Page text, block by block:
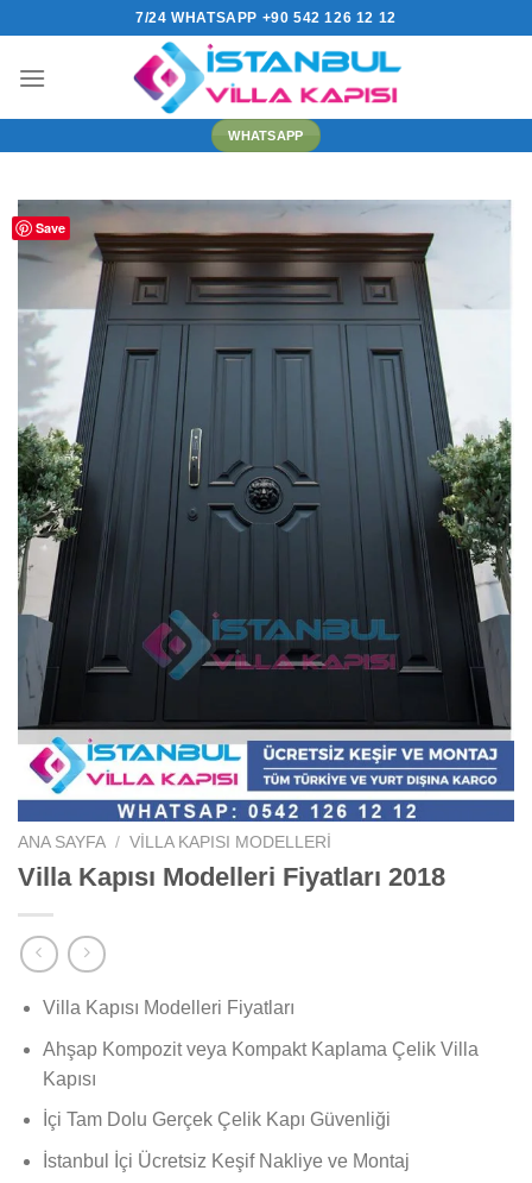
7/24 WHATSAPP +90 542 126 12 12
WHATSAPP
Save
ANA SAYFA / VILLA KAPISI MODELLERI
Villa Kapısı Modelleri Fiyatları 2018
Villa Kapısı Modelleri Fiyatları
Ahşap Kompozit veya Kompakt Kaplama Çelik Villa
Kapısı
İçi Tam Dolu Gerçek Çelik Kapı Güvenliği
İstanbul İçi Ücretsiz Keşif Nakliye ve Montaj